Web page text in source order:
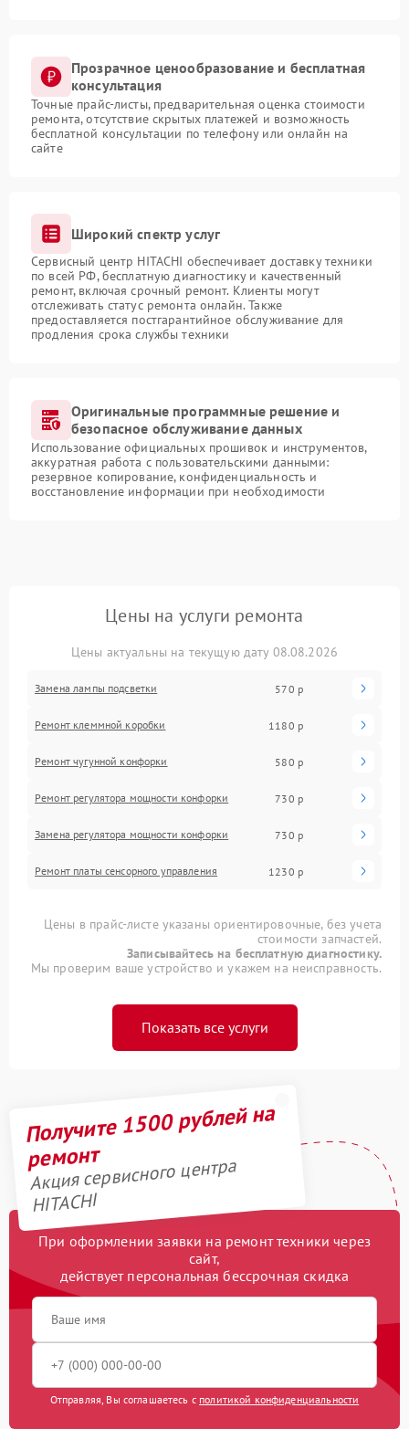
Прозрачное ценообразование и бесплатная
консультация
Точные прайс-листы, предварительная оценка стоимости
ремонта, отсутствие скрытых платежей и возможность
бесплатной консультации по телефону или онлайн на
сайте
Широкий спектр услуг
Сервисный центр HITACHI обеспечивает доставку техники
по всей РФ, бесплатную диагностику и качественный
ремонт, включая срочный ремонт. Клиенты могут
отслеживать статус ремонта онлайн. Также
предоставляется постгарантийное обслуживание для
продления срока службы техники
Оригинальные программные решение и
безопасное обслуживание данных
Использование официальных прошивок и инструментов,
аккуратная работа с пользовательскими данными:
резервное копирование, конфиденциальность и
восстановление информации при необходимости
Цены на услуги ремонта
Цены актуальны на текущую дату 08.08.2026
Замена лампы подсветки 570 р
Ремонт клеммной коробки 1180 р
Ремонт чугунной конфорки 580 р
Ремонт регулятора мощности конфорки 730 р
Замена регулятора мощности конфорки 730 р
Ремонт платы сенсорного управления 1230 р
Цены в прайс-листе указаны ориентировочные, без учета
стоимости запчастей.
Записывайтесь на бесплатную диагностику.
Мы проверим ваше устройство и укажем на неисправность.
Показать все услуги
Получите 1500 рублей на
ремонт
Акция сервисного центра
HITACHI
При оформлении заявки на ремонт техники через
сайт,
действует персональная бессрочная скидка
Отправляя, Вы соглашаетесь с политикой конфиденциальности